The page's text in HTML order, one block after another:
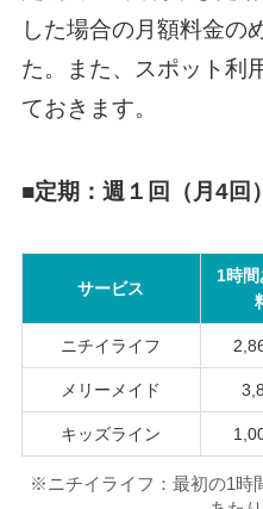
した場合の月額料金の
た。また、スポット利
ておきます。
■定期：週１回（月4回
サービス
1時
ニチイライフ
メリーメイド
キッズライン
※ニチイライフ：最初の1時